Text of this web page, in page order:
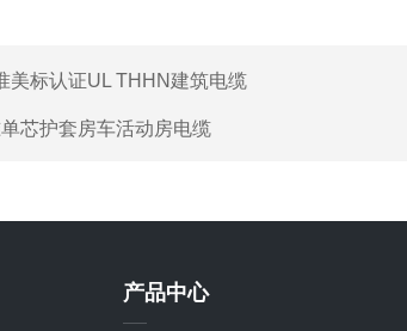
美标认证UL THHN建筑电缆
芯护套房车活动房电缆
产品中心